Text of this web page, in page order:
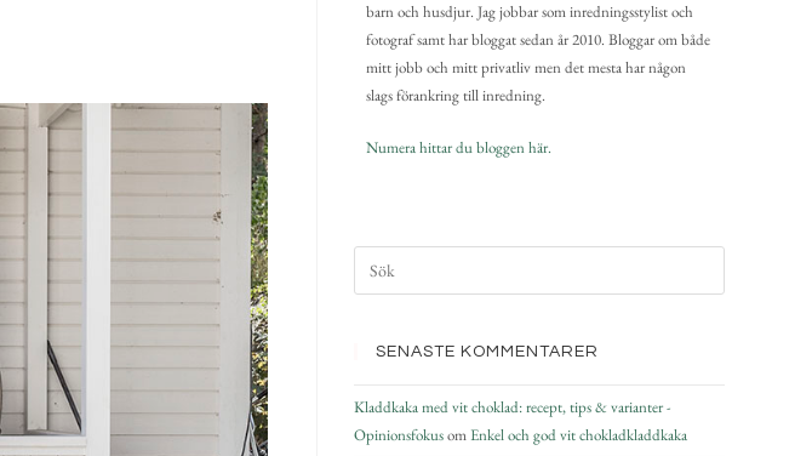
barn och husdjur. Jag jobbar som inredningsstylist och
fotograf samt har bloggat sedan år 2010. Bloggar om både
mitt jobb och mitt privatliv men det mesta har någon
slags förankring till inredning.
Numera hittar du bloggen här.
SENASTE KOMMENTARER
Kladdkaka med vit choklad: recept, tips & varianter -
OpinionsfokusomEnkel och god vit chokladkladdkaka